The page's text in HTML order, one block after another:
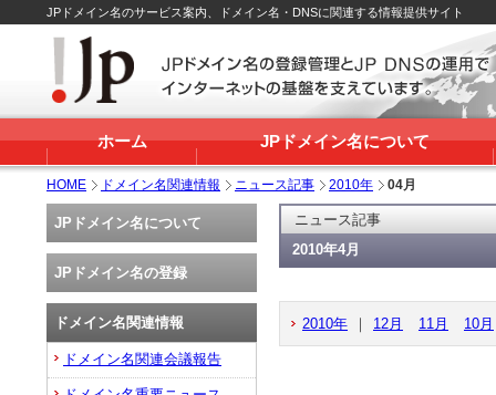
JPドメイン名のサービス案内、ドメイン名・DNSに関連する情報提供サイト
ホーム JPドメイン名について
HOME ドメイン名関連情報 ニュース記事 2010年 04月
ニュース記事
2010年4月
2010年 ｜ 12月 11月 10月
JPドメイン名について
JPドメイン名の登録
ドメイン名関連情報
ドメイン名関連会議報告